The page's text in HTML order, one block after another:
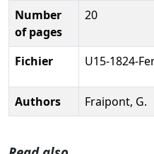
Number
of pages
20
Fichier U15-1824-
Authors Fraipont, G.